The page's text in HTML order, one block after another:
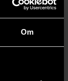
Om